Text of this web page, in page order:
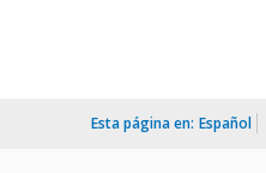
Esta página en: Español